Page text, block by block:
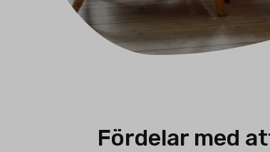
Fördelar med